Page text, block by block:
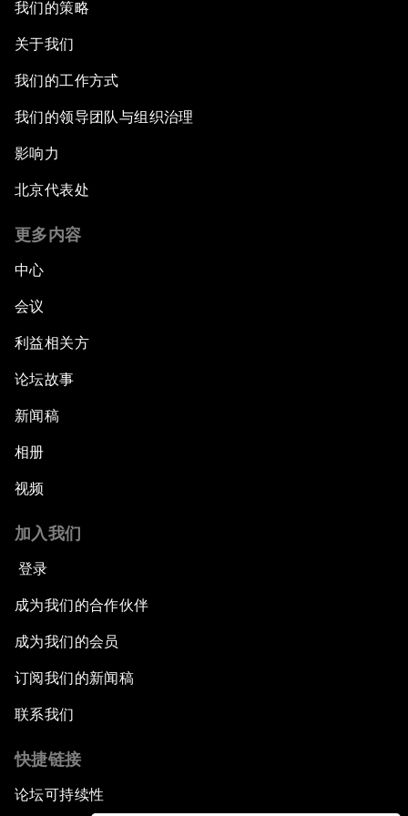
我们的策略
关于我们
我们的工作方式
我们的领导团队与组织治理
影响力
北京代表处
更多内容
中心
会议
利益相关方
论坛故事
新闻稿
相册
视频
加入我们
登录
成为我们的合作伙伴
成为我们的会员
订阅我们的新闻稿
联系我们
快捷链接
论坛可持续性